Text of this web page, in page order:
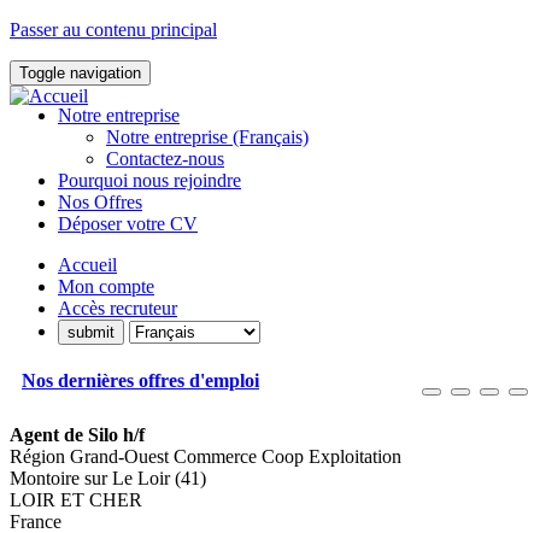
Passer au contenu principal
Toggle navigation
Notre entreprise
Notre entreprise (Français)
Contactez-nous
Pourquoi nous rejoindre
Nos Offres
Déposer votre CV
Accueil
Mon compte
Accès recruteur
Nos dernières offres d'emploi
Agent de Silo h/f
Région Grand-Ouest Commerce Coop Exploitation
Montoire sur Le Loir (41)
LOIR ET CHER
France